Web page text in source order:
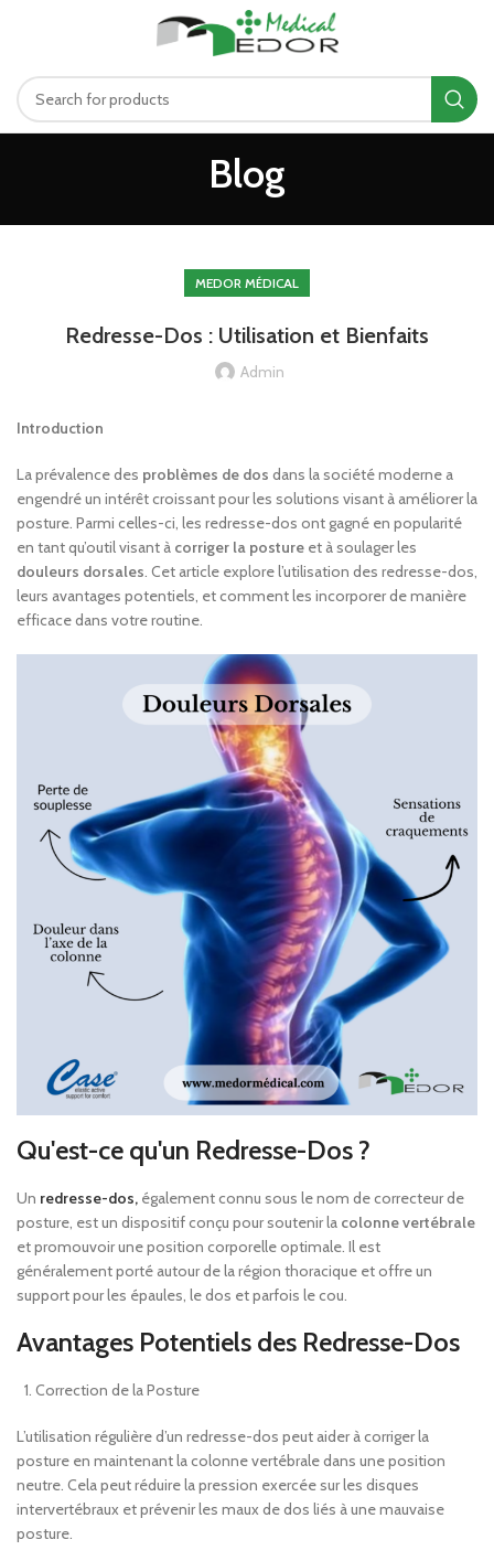
Blog
MEDOR MÉDICAL
Redresse-Dos : Utilisation et Bienfaits
Admin
Introduction
La prévalence des problèmes de dos dans la société moderne a
engendré un intérêt croissant pour les solutions visant à améliorer la
posture. Parmi celles-ci, les redresse-dos ont gagné en popularité
en tant qu’outil visant à corriger la posture et à soulager les
douleurs dorsales. Cet article explore l’utilisation des redresse-dos,
leurs avantages potentiels, et comment les incorporer de manière
efficace dans votre routine.
Qu'est-ce qu'un Redresse-Dos ?
Un redresse-dos, également connu sous le nom de correcteur de
posture, est un dispositif conçu pour soutenir la colonne vertébrale
et promouvoir une position corporelle optimale. Il est
généralement porté autour de la région thoracique et offre un
support pour les épaules, le dos et parfois le cou.
Avantages Potentiels des Redresse-Dos
Correction de la Posture
L’utilisation régulière d’un redresse-dos peut aider à corriger la
posture en maintenant la colonne vertébrale dans une position
neutre. Cela peut réduire la pression exercée sur les disques
intervertébraux et prévenir les maux de dos liés à une mauvaise
posture.